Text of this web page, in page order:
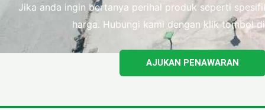
Jika anda ingin bertanya perihal produk seperti
harga. Hubungi kami dengan klik tombol
AJUKAN PENAWARAN